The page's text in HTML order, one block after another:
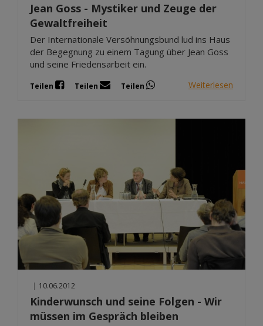
Jean Goss - Mystiker und Zeuge der
Gewaltfreiheit
Der Internationale Versöhnungsbund lud ins Haus
der Begegnung zu einem Tagung über Jean Goss
und seine Friedensarbeit ein.
Teilen Teilen Teilen Weiterlesen
| 10.06.2012
Kinderwunsch und seine Folgen - Wir
müssen im Gespräch bleiben